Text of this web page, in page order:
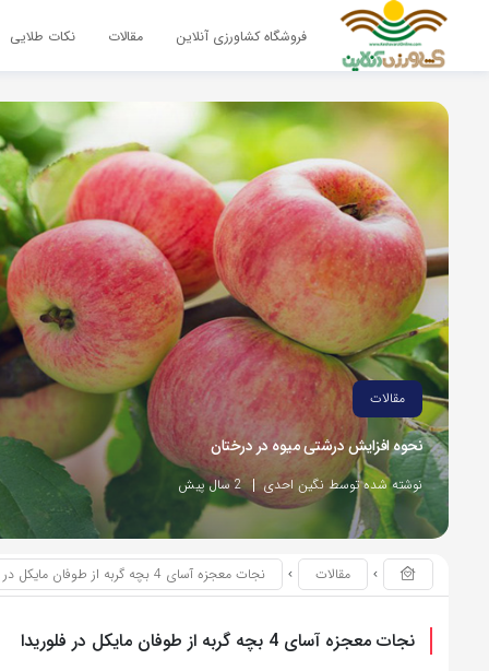
فروشگاه کشاورزی آنلاین مقالات نکات طلایی
مقالات
نحوه افزایش درشتی میوه در درختان
نوشته شده توسط نگین احدی 2 سال پیش
مقالات نجات معجزه آسای 4 بچه گربه از طوفان مایکل در فلوریدا
نجات معجزه آسای 4 بچه گربه از طوفان مایکل در فلوریدا